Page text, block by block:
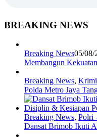
BREAKING NEWS
Breaking News05/08/
Membangun
Breaking News,
Polda Metro Jaya
Breaking News, Polri
Dansat Brimob Ikuti